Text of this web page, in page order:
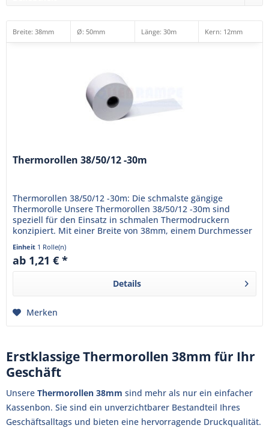
Breite: 38mm Ø: 50mm Länge: 30m Kern: 12mm
Thermorollen 38/50/12 -30m
Thermorollen 38/50/12 -30m: Die schmalste gängige
Thermorolle Unsere Thermorollen 38/50/12 -30m sind
speziell für den Einsatz in schmalen Thermodruckern
konzipiert. Mit einer Breite von 38mm, einem Durchmesser
von 50mm und einem Kern von...
Einheit 1 Rolle(n)
ab 1,21 € *
Details
Merken
Erstklassige Thermorollen 38mm für Ihr
Geschäft
Unsere Thermorollen 38mm sind mehr als nur ein einfacher
Kassenbon. Sie sind ein unverzichtbarer Bestandteil Ihres
Geschäftsalltags und bieten eine hervorragende Druckqualität.